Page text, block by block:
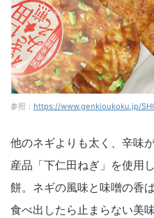
参照： https://www.genkioukoku.jp/
他のネギよりも太く、辛味
産品「下仁田ねぎ」を使用
餅。ネギの風味と味噌の香
食べ出したら止まらない美